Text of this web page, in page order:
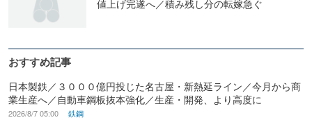
値上げ完遂へ／積み残し分の転嫁急ぐ
おすすめ記事
日本製鉄／３０００億円投じた名古屋・新熱延ライン／今月から商
業生産へ／自動車鋼板抜本強化／生産・開発、より高度に
2026/8/7 05:00 鉄鋼